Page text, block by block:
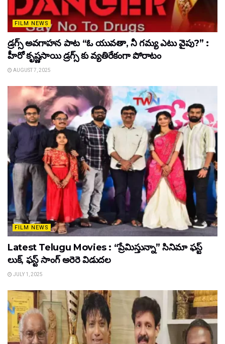
FILM NEWS
డ్రగ్స్ అవగాహన పాట “ఓ యువతా, నీ గమ్య ఎటు వైపు?” :
హీరో కృష్ణసాయి డ్రగ్స్ కు వ్యతిరేకంగా పోరాటం
AUGUST 7, 2025
FILM NEWS
Latest Telugu Movies : “ప్రేమిస్తున్నా” సినిమా ఫస్ట్
లుక్, ఫస్ట్ సాంగ్ అరెరె విడుదల
JULY 1, 2025